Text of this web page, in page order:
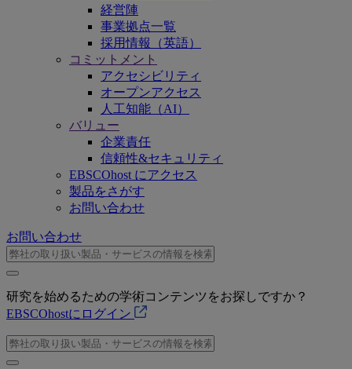
経営陣
事業拠点一覧
採用情報（英語）
コミットメント
アクセシビリティ
オープンアクセス
人工知能（AI）
バリュー
企業責任
信頼性&セキュリティ
EBSCOhost にアクセス
製品をさがす
お問い合わせ
お問い合わせ
研究を始めるための学術コンテンツをお探しですか？
EBSCOhostにログイン